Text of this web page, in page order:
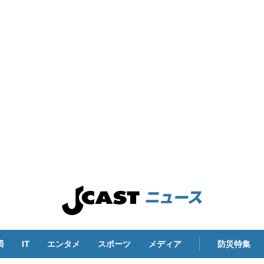
IT エンタメ スポーツ メディア 防災特集